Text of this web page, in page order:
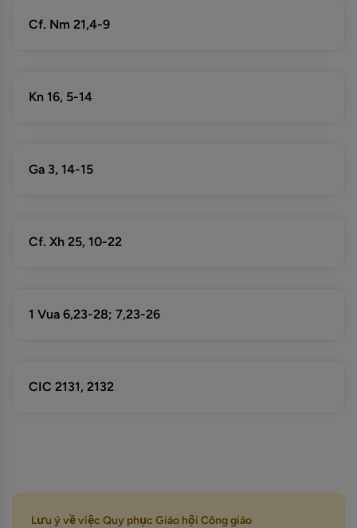
Cf. Nm 21,4-9
Kn 16, 5-14
Ga 3, 14-15
Cf. Xh 25, 10-22
1 Vua 6,23-28; 7,23-26
CIC 2131, 2132
Lưu ý về việc Quy phục Giáo hội Công giáo